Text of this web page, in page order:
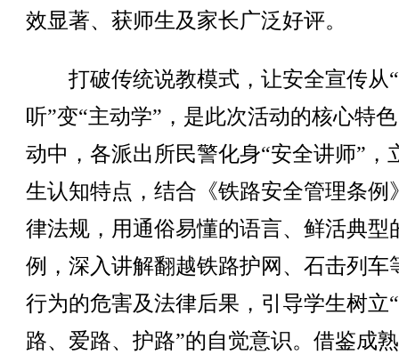
效显著、获师生及家长广泛好评。
打破传统说教模式，让安全宣传从
听”变“主动学”，是此次活动的核心特
动中，各派出所民警化身“安全讲师”，
生认知特点，结合《铁路安全管理条例
律法规，用通俗易懂的语言、鲜活典型
例，深入讲解翻越铁路护网、石击列车
行为的危害及法律后果，引导学生树立
路、爱路、护路”的自觉意识。借鉴成